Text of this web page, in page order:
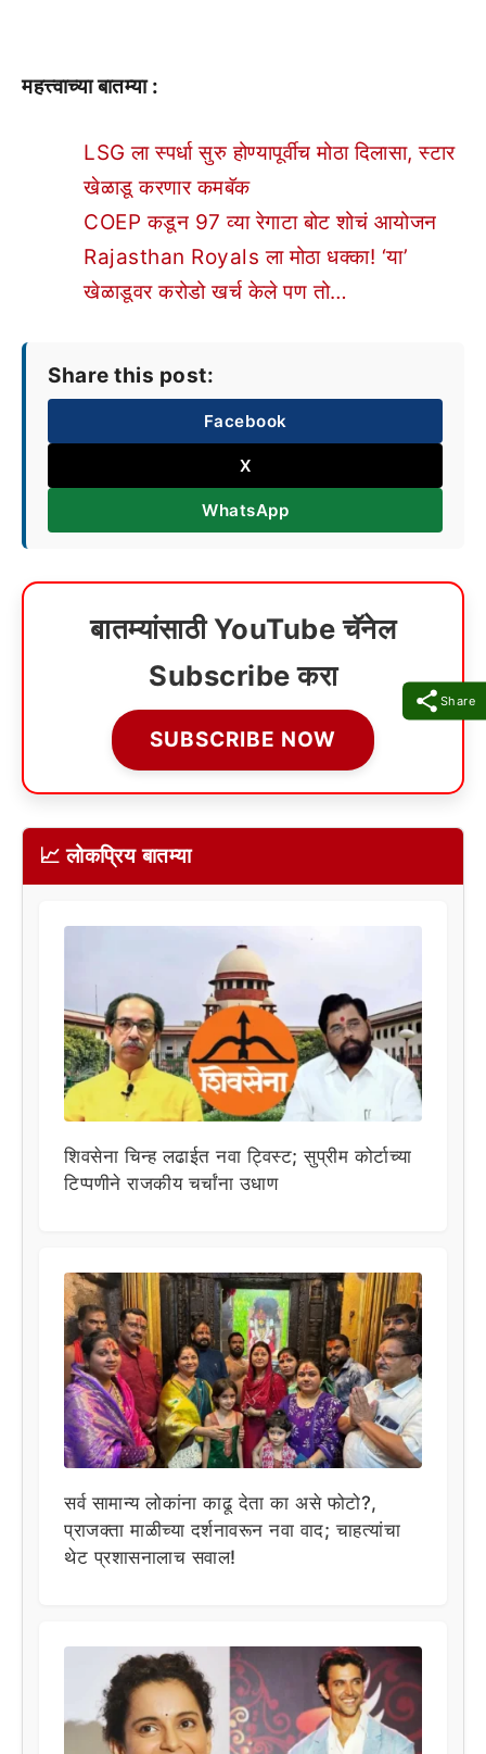
Share
महत्त्वाच्या बातम्या :
LSG ला स्पर्धा सुरु होण्यापूर्वीच मोठा दिलासा, स्टार
खेळाडू करणार कमबॅक
COEP कडून 97 व्या रेगाटा बोट शोचं आयोजन
Rajasthan Royals ला मोठा धक्का! ‘या’
खेळाडूवर करोडो खर्च केले पण तो…
Share this post:
Facebook
X
WhatsApp
बातम्यांसाठी YouTube चॅनेल
Subscribe करा
SUBSCRIBE NOW
📈 लोकप्रिय बातम्या
शिवसेना चिन्ह लढाईत नवा ट्विस्ट; सुप्रीम कोर्टाच्या
टिप्पणीने राजकीय चर्चांना उधाण
सर्व सामान्य लोकांना काढू देता का असे फोटो?,
प्राजक्ता माळीच्या दर्शनावरून नवा वाद; चाहत्यांचा
थेट प्रशासनालाच सवाल!